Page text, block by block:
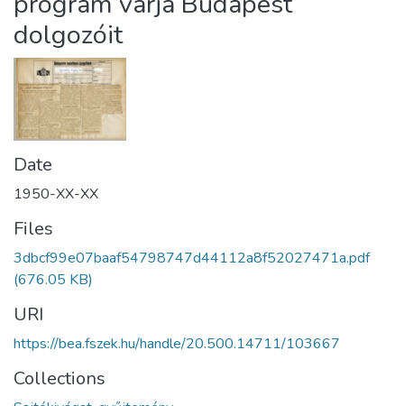
dolgozóit
Date
1950-XX-XX
Files
3dbcf99e07baaf54798747d44112a8f52027471a.pdf
(676.05 KB)
URI
https://bea.fszek.hu/handle/20.500.14711/103667
Collections